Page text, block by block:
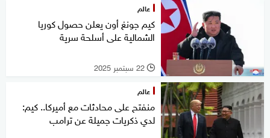
عالم
كيم جونغ أون يعلن حصول كوريا
الشمالية على أسلحة سرية
l 22 سبتمبر 2025
عالم
منفتح على محادثات مع أميركا.. كيم:
لدي ذكريات جميلة عن ترامب